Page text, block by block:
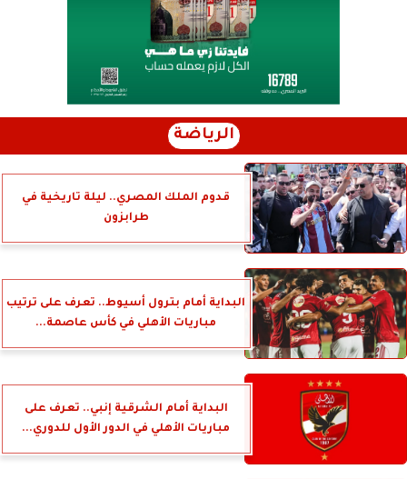
الرياضة
قدوم الملك المصري.. ليلة تاريخية في
طرابزون
البداية أمام بترول أسيوط.. تعرف على ترتيب
مباريات الأهلي في كأس عاصمة...
البداية أمام الشرقية إنبي.. تعرف على
مباريات الأهلي في الدور الأول للدوري...